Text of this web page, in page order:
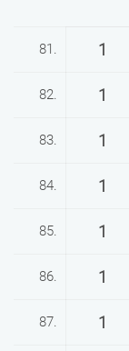
81. 1
82. 1
83. 1
84. 1
85. 1
86. 1
87. 1